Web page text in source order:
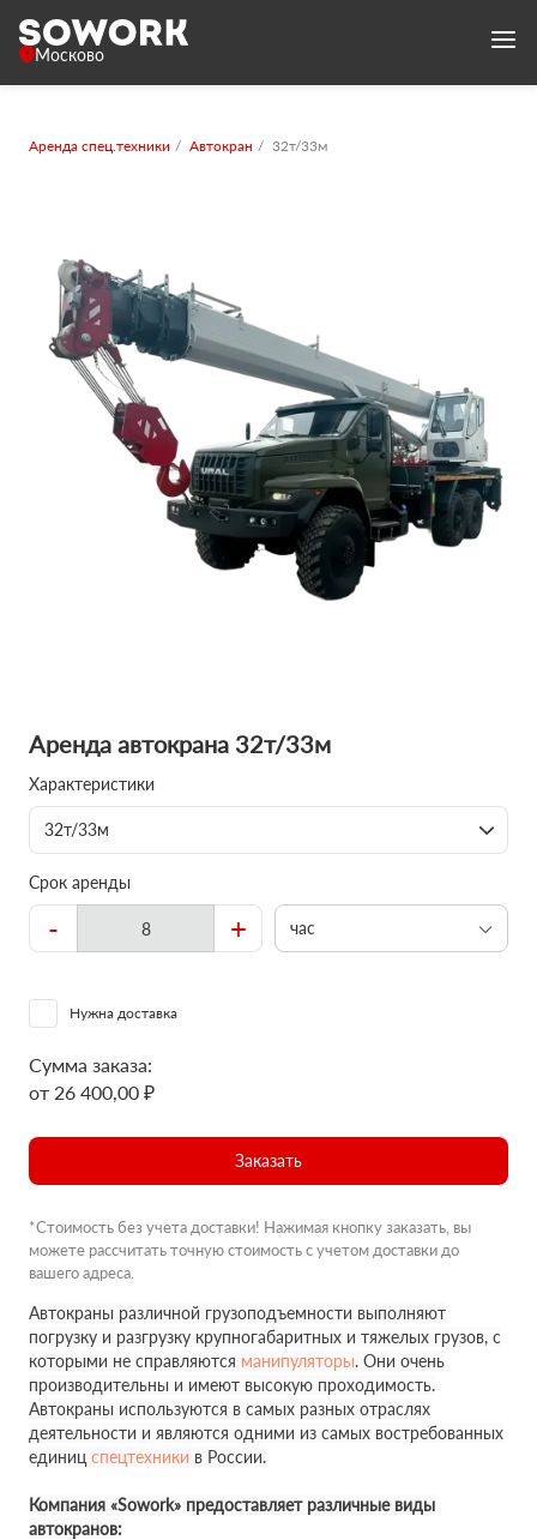
Москово
Аренда спец.техники Автокран 32т/33м
Аренда автокрана 32т/33м
Характеристики
32т/33м
Срок аренды
- + час
Нужна доставка
Сумма заказа:
от 26 400,00 ₽
Заказать
*Стоимость без учета доставки! Нажимая кнопку заказать, вы
можете рассчитать точную стоимость с учетом доставки до
вашего адреса.
Автокраны различной грузоподъемности выполняют
погрузку и разгрузку крупногабаритных и тяжелых грузов, с
которыми не справляются манипуляторы. Они очень
производительны и имеют высокую проходимость.
Автокраны используются в самых разных отраслях
деятельности и являются одними из самых востребованных
единиц спецтехники в России.
Компания «Sowork» предоставляет различные виды
автокранов: